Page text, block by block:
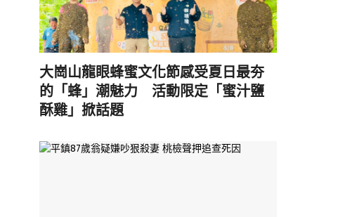
大崗山龍眼蜂蜜文化節感受夏日最夯
的「蜂」潮魅力 活動限定「蜜汁鹽
酥雞」掀話題